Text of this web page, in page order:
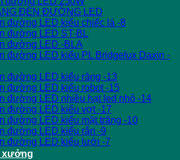
ĐÈN ĐƯỜNG LED
đường LED kiểu chiếc lá -8
đường LED ST-BL
đường LED -BLA
đường LED kiểu PL Bridgelux Daxin -
đường LED kiểu răng -13
đường LED kiểu robot -15
đường LED nhiều hạt led nhỏ -14
đường LED kiểu vợt -17
đường LED kiểu mặt trăng -10
đường LED kiểu rắn -9
đường LED kiểu lưới -7
xưởng